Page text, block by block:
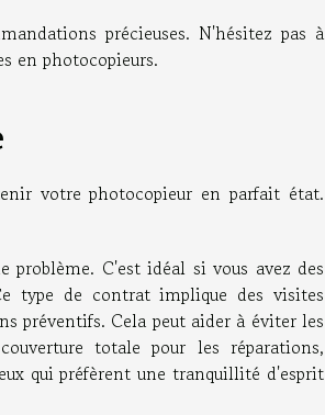
précieuses. N'hésitez pas à
en photocopieurs.
votre photocopieur en parfait état.
problème. C'est idéal si vous avez des
type de contrat implique des visites
préventifs. Cela peut aider à éviter les
totale pour les réparations,
qui préfèrent une tranquillité d'esprit